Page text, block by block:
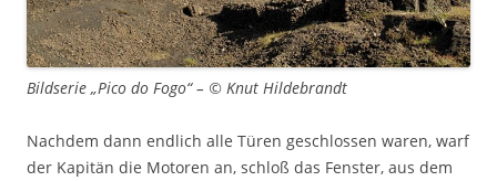
Bildserie „Pico do Fogo“ – © Knut Hildebrandt
Nachdem dann endlich alle Türen geschlossen waren, warf
der Kapitän die Motoren an, schloß das Fenster, aus dem